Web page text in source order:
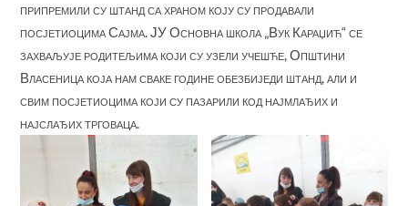
припремили су штанд са храном коју су продавали
посјетиоцима Сајма. ЈУ Основна школа „Вук Караџић“ се
захваљује родитељима који су узели учешће, Општини
Власеница која нам сваке године обезбиједи штанд, али и
свим посјетиоцима који су пазарили код најмлађих и
најслађих трговаца.